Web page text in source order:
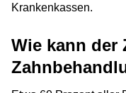
Krankenkassen.
Wie kann der